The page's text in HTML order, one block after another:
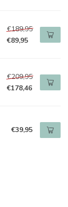
€189,95
€89,95
€209,95
€178,46
€39,95